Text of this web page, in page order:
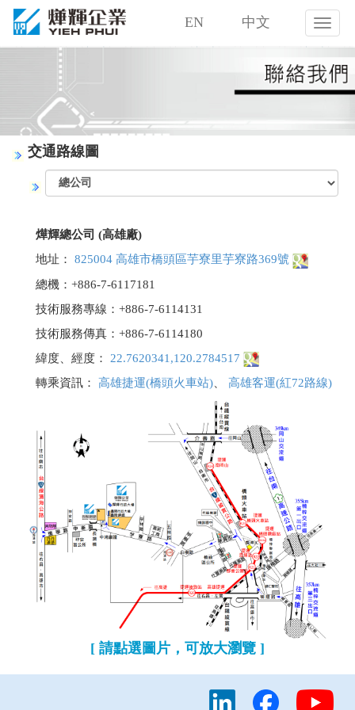
燁
輝
業
股
有
限
司
EN 中文
交通路線圖
燁輝總公司 (高雄廠)
地址：
825004 高雄市橋頭區芋寮里芋寮路369號
總機：+886-7-6117181
技術服務專線：+886-7-6114131
技術服務傳真：+886-7-6114180
緯度、經度：
22.7620341,120.2784517
轉乘資訊：
高雄捷運(橋頭火車站)、 高雄客運(紅72路線)
[ 請點選圖片，可放大瀏覽 ]